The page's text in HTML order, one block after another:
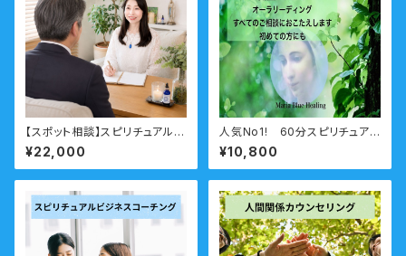
【スポット相談】スピリチュアル相
談 ビジネス向け
¥22,000
人気No1! 60分スピリチュアル
カウンセリング 前世・未来透
視・オーラ・守護霊
¥10,800